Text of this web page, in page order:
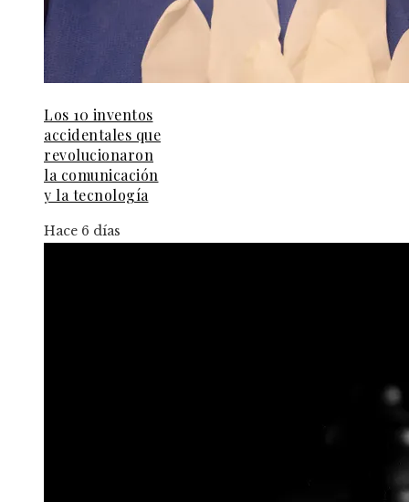
Los 10 inventos
accidentales que
revolucionaron
la comunicación
y la tecnología
Hace 6 días